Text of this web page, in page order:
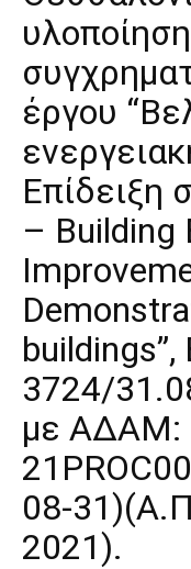
έργου
Επίδειξη
– Building
buildings”,
3724/
με ΑΔΑΜ:
08-
2021).